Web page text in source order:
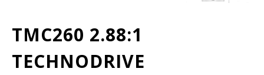
TMC260 2.88:1
TECHNODRIVE